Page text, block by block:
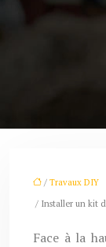
/ Travaux DIY
/ Installer un kit
Face à la